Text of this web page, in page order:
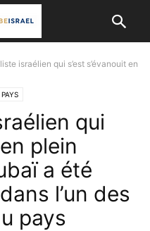
israélien qui s’est s’évanouit en
qui
plein
a été
l’un des
pays